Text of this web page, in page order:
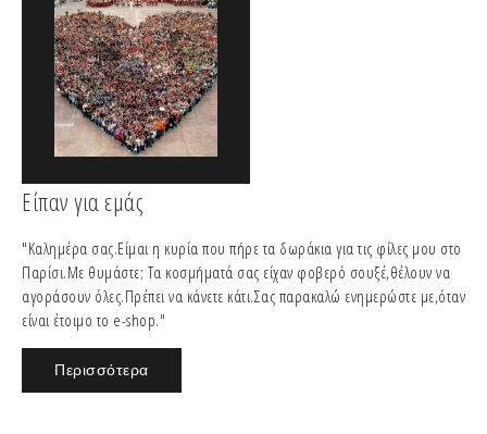
Είπαν για εμάς
"Καλημέρα σας.Είμαι η κυρία που πήρε τα δωράκια για τις φίλες μου στο
Παρίσι.Με θυμάστε; Τα κοσμήματά σας είχαν φοβερό σουξέ,θέλουν να
αγοράσουν όλες.Πρέπει να κάνετε κάτι.Σας παρακαλώ ενημερώστε με,όταν
είναι έτοιμο το e-shop."
Περισσότερα